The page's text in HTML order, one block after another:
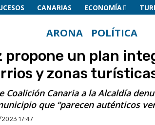
CANARIAS ECONOMÍA
ARONA POLÍTICA
propone un plan
y zonas
Coalición Canaria a la Alcaldía
que “parecen auténticos
17:47